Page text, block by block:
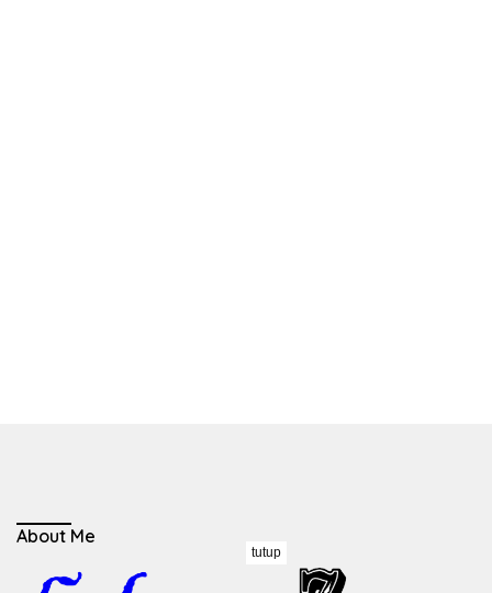
About Me
tutup